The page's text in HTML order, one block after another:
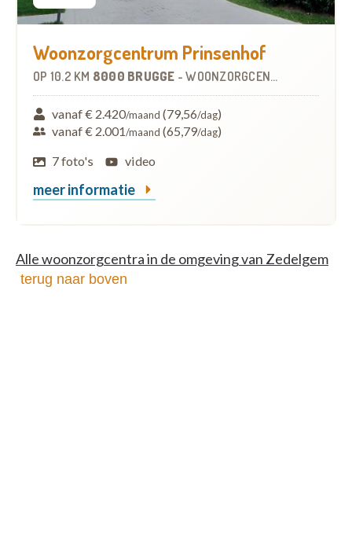
Woonzorgcentrum Prinsenhof
OP 10.2 KM 8000 BRUGGE -WOONZORGCENTRUM (WZC)
vanaf € 2.420/maand (79,56/dag)
vanaf € 2.001/maand (65,79/dag)
7 foto's
video
meer informatie
Alle woonzorgcentra in de omgeving van Zedelgem
terug naar boven